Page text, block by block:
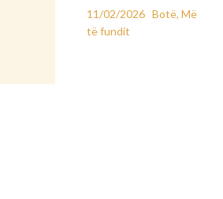
11/02/2026 Botë, Më
të fundit